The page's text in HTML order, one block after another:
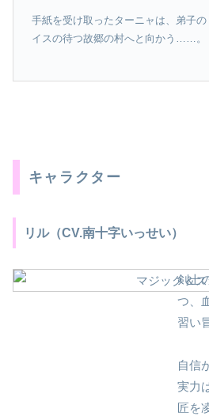
手紙を受け取ったターニャは、弟子
イスの待つ故郷の村へと向かう……。
キャラクター
リル（CV.南十字いっせい）
剣士
つ、
習い
自信
実力
匠を